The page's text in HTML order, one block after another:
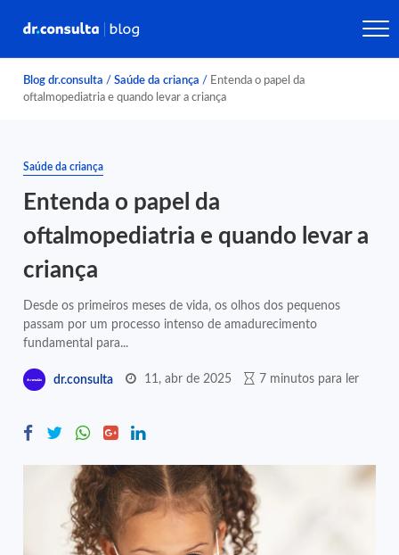
Blog dr.consulta / Saúde da criança / Entenda o papel da
oftalmopediatria e quando levar a criança
Saúde da criança
Entenda o papel da
oftalmopediatria e quando levar a
criança
Desde os primeiros meses de vida, os olhos dos pequenos
passam por um processo intenso de amadurecimento
fundamental para...
dr.consulta 11, abr de 2025 7 minutos para ler